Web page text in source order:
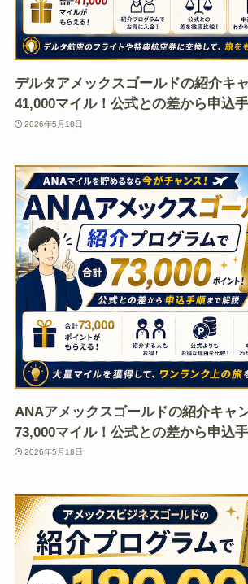
デルタアメックスゴールドの紹介キ
41,000マイル！公式との差から申込
2026年5月18日
ANAアメックスゴールドの紹介キャ
73,000マイル！公式との差から申込
2026年5月18日